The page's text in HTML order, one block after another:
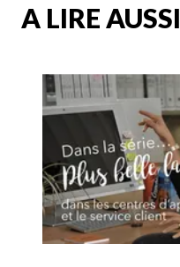
A LIRE AUSSI